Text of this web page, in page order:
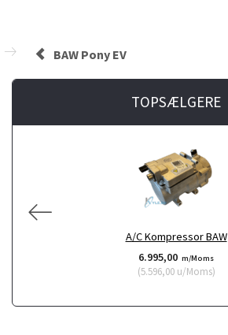
BAW Pony EV
TOPSÆLGERE
A/C Kompressor BAW
6.995,00 m/Moms
(5.596,00u/Moms)